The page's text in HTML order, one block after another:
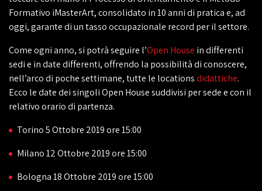
Formativo iMasterArt, consolidato in 10 anni di pratica e, ad
oggi, garante di un tasso occupazionale record per il settore.
Come ogni anno, si potrà seguire l’Open House in differenti
sedi e in date differenti, offrendo la possibilità di conoscere,
nell’arco di poche settimane, tutte le locationsdidattiche.
Ecco le date dei singoli Open House suddivisi per sede e con il
relativo orario di partenza.
Torino 5 Ottobre 2019 ore 15:00
Milano 12 Ottobre 2019 ore 15:00
Bologna 18 Ottobre 2019 ore 15:00